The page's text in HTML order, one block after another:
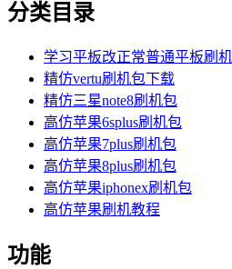
分类目录
学习平板改正常普通平板刷
精仿vertu刷机包下载
精仿三星note8刷机包
高仿苹果6splus刷机包
高仿苹果7plus刷机包
高仿苹果8plus刷机包
高仿苹果iphonex刷机包
高仿苹果刷机教程
功能